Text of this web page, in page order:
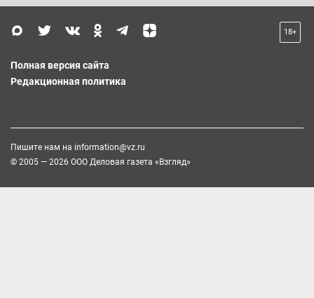
18+
Полная версия сайта
Редакционная политика
Пишите нам на information@vz.ru
© 2005 — 2026 ООО Деловая газета «Взгляд»